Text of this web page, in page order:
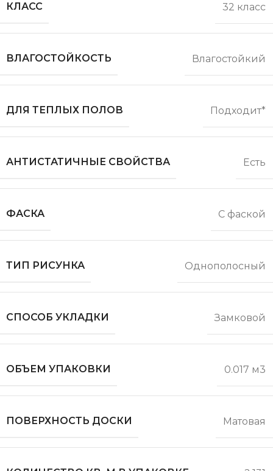
КЛАСС 32 класс
ВЛАГОСТОЙКОСТЬ Влагостойкий
ДЛЯ ТЕПЛЫХ ПОЛОВ Подходит*
АНТИСТАТИЧНЫЕ СВОЙСТВА Есть
ФАСКА С фаской
ТИП РИСУНКА Однополосный
СПОСОБ УКЛАДКИ Замковой
ОБЪЕМ УПАКОВКИ 0.017 м3
ПОВЕРХНОСТЬ ДОСКИ Матовая